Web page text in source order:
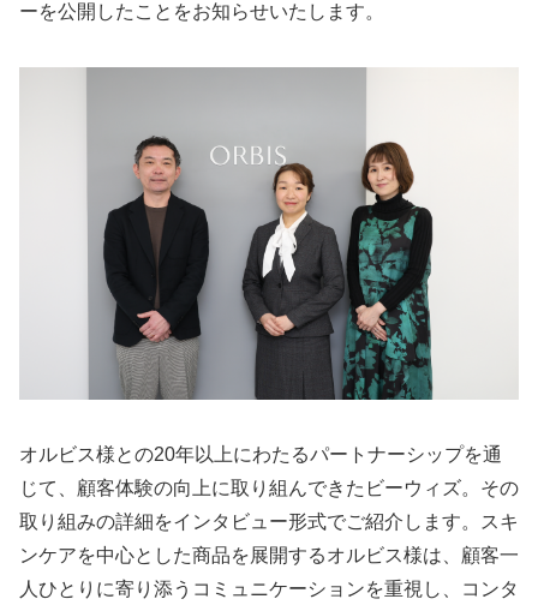
ーを公開したことをお知らせいたします。
オルビス様との20年以上にわたるパートナーシップを通
じて、顧客体験の向上に取り組んできたビーウィズ。その
取り組みの詳細をインタビュー形式でご紹介します。スキ
ンケアを中心とした商品を展開するオルビス様は、顧客一
人ひとりに寄り添うコミュニケーションを重視し、コンタ